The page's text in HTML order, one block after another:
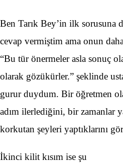
Ben Tarık Bey’in ilk sorusuna
cevap vermiştim ama onun
“Bu tür önermeler asla sonuç
olarak gözükürler.” şeklinde
gurur duydum. Bir öğretmen
adım ilerlediğini, bir zamanlar
korkutan şeyleri yaptıklarını
İkinci kilit kısım ise şu